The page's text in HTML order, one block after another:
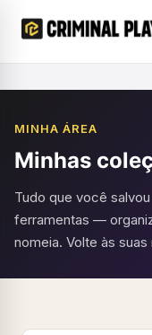
MINHA ÁREA
Minhas
Tudo que você
ferramentas —
nomeia. Volte às